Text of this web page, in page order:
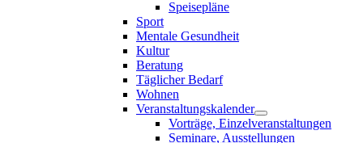
Speisepläne
Sport
Mentale Gesundheit
Kultur
Beratung
Täglicher Bedarf
Wohnen
Veranstaltungskalender
Vorträge, Einzelveranstaltungen
Seminare, Ausstellungen